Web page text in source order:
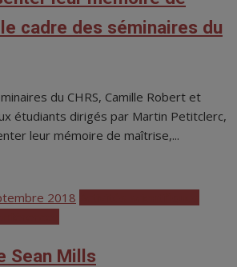
cadre des séminaires du
du CHRS, Camille Robert et
étudiants dirigés par Martin Petitclerc,
leur mémoire de maîtrise,...
2018
Sean Mills